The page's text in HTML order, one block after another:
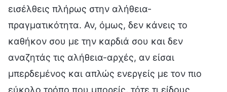
εισέλθεις πλήρως στην αλήθεια-
πραγματικότητα. Αν, όμως, δεν κάνεις το
καθήκον σου με την καρδιά σου και δεν
αναζητάς τις αλήθεια-αρχές, αν είσαι
μπερδεμένος και απλώς ενεργείς με τον πιο
εύκολο τρόπο που μπορείς, τότε τι είδους